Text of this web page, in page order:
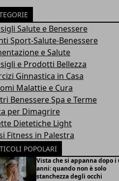
Salute e Benessere
Sport-Salute-Benessere
e Salute
e Prodotti Bellezza
Ginnastica in Casa
Malattie e Cura
Benessere Spa e Terme
per Dimagrire
Dietetiche Light
Fitness in Palestra
POPOLARI
Vista che si appanna dopo i
anni: quando non è solo
stanchezza degli occhi